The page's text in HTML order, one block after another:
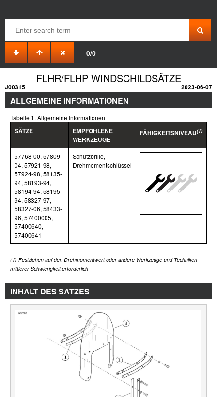
0/0
FLHR/FLHP WINDSCHILDSÄTZE
J00315 2023-06-07
ALLGEMEINE INFORMATIONEN
Tabelle 1. Allgemeine Informationen
SÄTZE
EMPFOHLENE
WERKZEUGE
FÄHIGKEITSNIVEAU(1)
57768-00, 57809-
04, 57921-98,
57924-98, 58135-
94, 58193-94,
58194-94, 58195-
94, 58327-97,
58327-06, 58433-
96, 57400005,
57400640,
57400641
Schutzbrille,
Drehmomentschlüssel
(1) Festziehen auf den Drehmomentwert oder andere Werkzeuge und Techniken
mittlerer Schwierigkeit erforderlich
INHALT DES SATZES